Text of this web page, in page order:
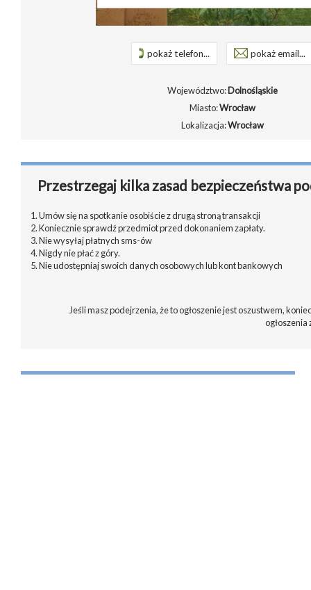
pokaż telefon... pokaż email...
Województwo:Dolnośląskie
Miasto:Wrocław
Lokalizacja:Wrocław
Przestrzegaj kilka zasad bezpieczeństwa
1. Umów się na spotkanie osobiście z drugą stroną transakcji
2. Koniecznie sprawdź przedmiot przed dokonaniem zapłaty.
3. Nie wysyłaj płatnych sms-ów
4. Nigdy nie płać z góry.
5. Nie udostępniaj swoich danych osobowych lub kont bankowych
Jeśli masz podejrzenia, że to ogłoszenie jest oszustwem,